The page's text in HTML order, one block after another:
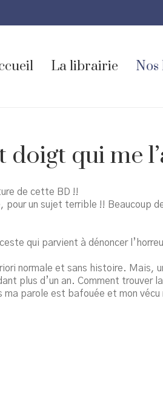
La librairie Nos
doigt qui me
de cette BD !!
pour un sujet terrible !! Beaucoup
qui parvient à dénoncer
normale et sans histoire. Mais,
plus d’un an. Comment trouver
parole est bafouée et mon vécu